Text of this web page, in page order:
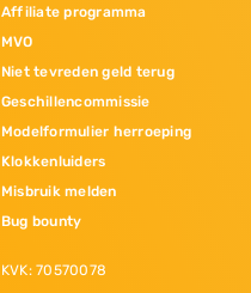
Affiliate programma
MVO
Niet tevreden geld terug
Geschillencommissie
Modelformulier herroeping
Klokkenluiders
Misbruik melden
Bug bounty
KVK: 70570078